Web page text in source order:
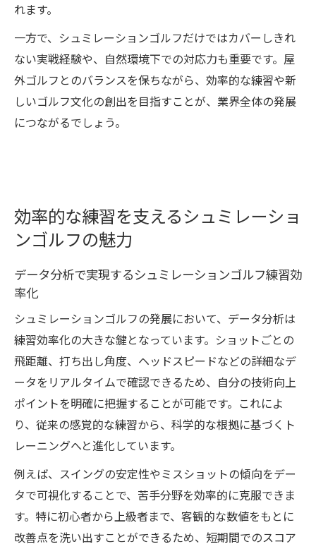
れます。
一方で、シュミレーションゴルフだけではカバーしきれ
ない実戦経験や、自然環境下での対応力も重要です。屋
外ゴルフとのバランスを保ちながら、効率的な練習や新
しいゴルフ文化の創出を目指すことが、業界全体の発展
につながるでしょう。
効率的な練習を支えるシュミレーショ
ンゴルフの魅力
データ分析で実現するシュミレーションゴルフ練習効
率化
シュミレーションゴルフの発展において、データ分析は
練習効率化の大きな鍵となっています。ショットごとの
飛距離、打ち出し角度、ヘッドスピードなどの詳細なデ
ータをリアルタイムで確認できるため、自分の技術向上
ポイントを明確に把握することが可能です。これによ
り、従来の感覚的な練習から、科学的な根拠に基づくト
レーニングへと進化しています。
例えば、スイングの安定性やミスショットの傾向をデー
タで可視化することで、苦手分野を効率的に克服できま
す。特に初心者から上級者まで、客観的な数値をもとに
改善点を洗い出すことができるため、短期間でのスコア